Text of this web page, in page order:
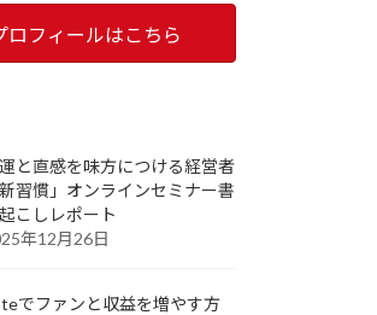
ロフィールはこちら
運と直感を味方につける経営者
習慣」オンラインセミナー書
こしレポート
年12月26日
でファンと収益を増やす方